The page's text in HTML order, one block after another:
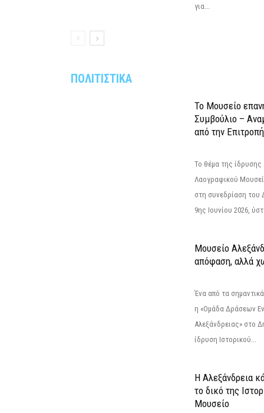
για...
ΠΟΛΙΤΙΣΤΙΚΑ
Το Μουσείο
Συμβούλιο –
από την Επιτροπή
Το θέμα της ίδρυσης
Λαογραφικού
στη συνεδρίαση του
9ης Ιουνίου 2026,
Μουσείο
απόφαση, αλλά
Ένα από τα
η «Ομάδα Δράσεων
Αλεξάνδρειας» στο
ίδρυση Ιστορικού...
Η Αλεξάνδρεια
το δικό της
Μουσείο